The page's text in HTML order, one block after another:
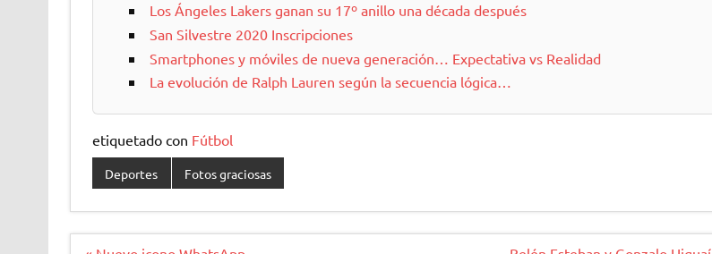
Los Ángeles Lakers ganan su 17º anillo una década después
San Silvestre 2020 Inscripciones
Smartphones y móviles de nueva generación… Expectativa vs Realidad
La evolución de Ralph Lauren según la secuencia lógica…
etiquetado con Fútbol
Deportes Fotos graciosas